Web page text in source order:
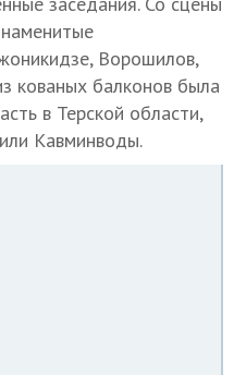
Ворошилов,
кованых балконов была
в Терской области,
Кавминводы.